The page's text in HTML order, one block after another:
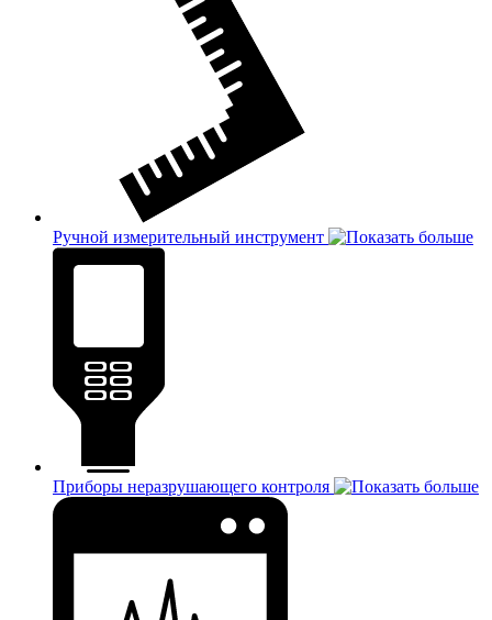
Ручной измерительный инструмент
Приборы неразрушающего контроля